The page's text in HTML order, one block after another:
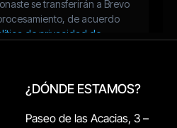
¿DÓNDE ESTAMOS?
Paseo de las Acacias, 3 –